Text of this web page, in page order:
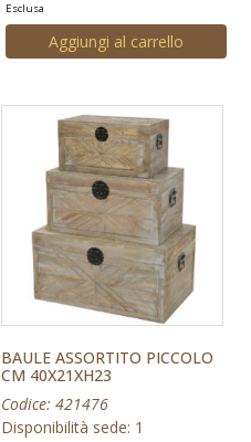
Esclusa
Aggiungi al carrello
BAULE ASSORTITO PICCOLO
CM 40X21XH23
Codice: 421476
Disponibilità sede: 1